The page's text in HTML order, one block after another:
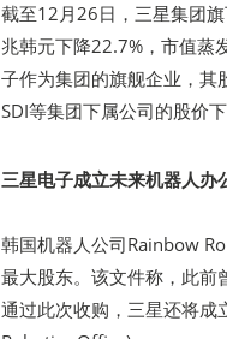
截至12月26日，三星集团
兆韩元下降22.7%，市值蒸
子作为集团的旗舰企业，其
SDI等集团下属公司的股价
三星电子成立未来机器人办
韩国机器人公司Rainbow
最大股东。该文件称，此前
通过此次收购，三星还将成